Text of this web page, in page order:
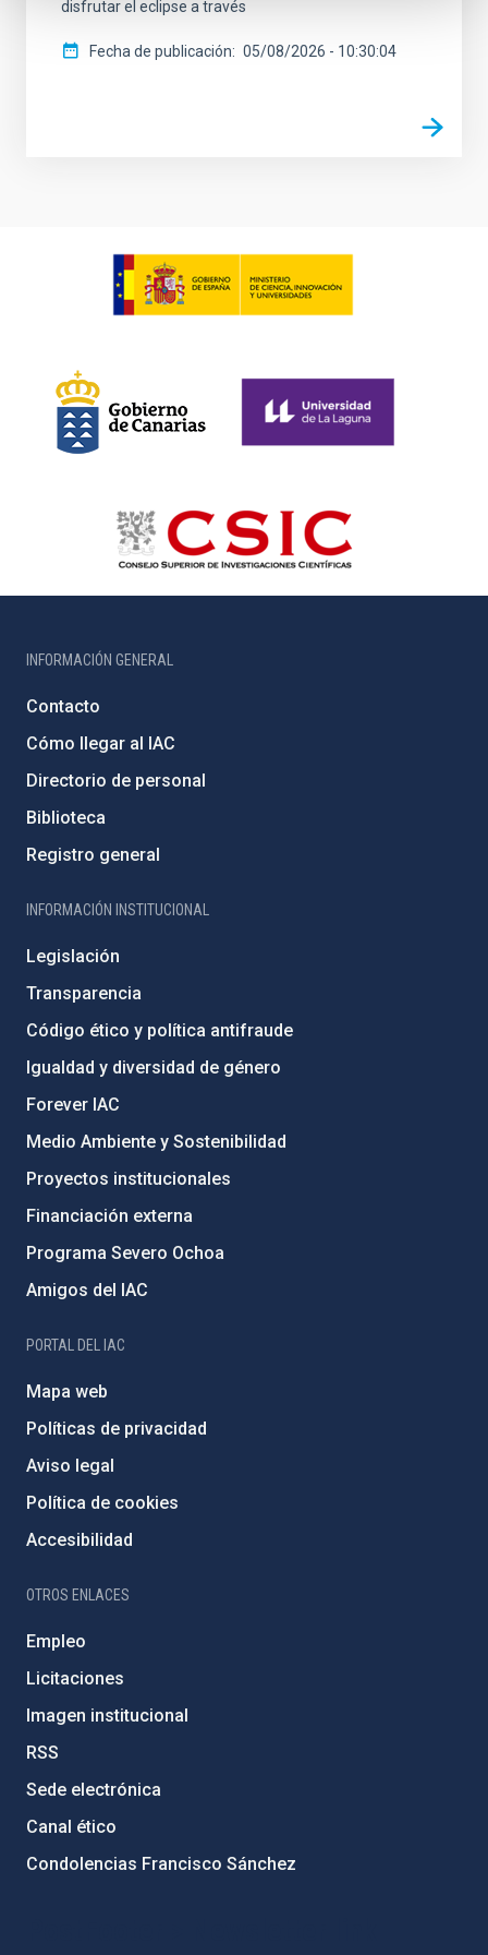
disfrutar el eclipse a través
Fecha de publicación 05/08/2026 - 10:30:04
INFORMACIÓN GENERAL
Contacto
Cómo llegar al IAC
Directorio de personal
Biblioteca
Registro general
INFORMACIÓN INSTITUCIONAL
Legislación
Transparencia
Código ético y política antifraude
Igualdad y diversidad de género
Forever IAC
Medio Ambiente y Sostenibilidad
Proyectos institucionales
Financiación externa
Programa Severo Ochoa
Amigos del IAC
PORTAL DEL IAC
Mapa web
Políticas de privacidad
Aviso legal
Política de cookies
Accesibilidad
OTROS ENLACES
Empleo
Licitaciones
Imagen institucional
RSS
Sede electrónica
Canal ético
Condolencias Francisco Sánchez